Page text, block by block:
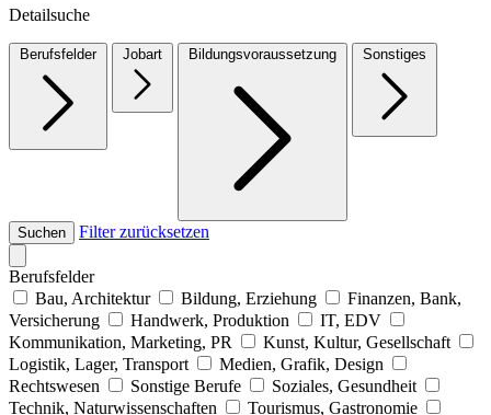
Detailsuche
Berufsfelder Jobart Bildungsvoraussetzung Sonstiges
Suchen Filter zurücksetzen
Berufsfelder
Bau, Architektur
Bildung, Erziehung
Finanzen, Bank,
Versicherung
Handwerk, Produktion
IT, EDV
Kommunikation, Marketing, PR
Kunst, Kultur, Gesellschaft
Logistik, Lager, Transport
Medien, Grafik, Design
Rechtswesen
Sonstige Berufe
Soziales, Gesundheit
Technik, Naturwissenschaften
Tourismus, Gastronomie